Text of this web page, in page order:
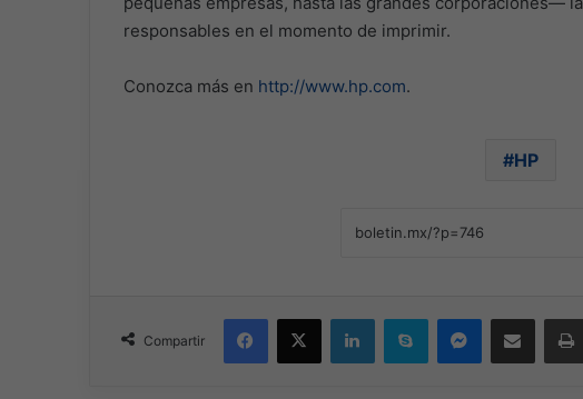
responsables en el momento de imprimir.
Conozca más en http://www.hp.com.
HP
Compartir
Facebook
X LinkedInSkype Messenger
Compartir por correo